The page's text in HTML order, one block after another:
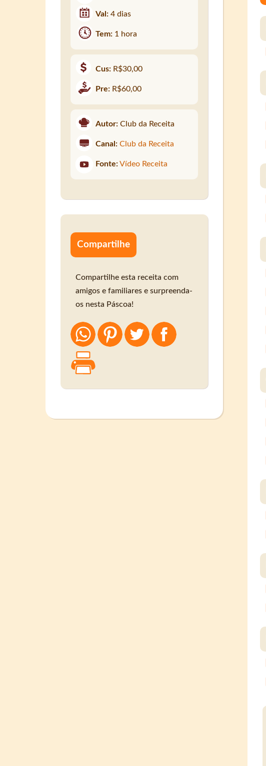
Val:4 dias
Tem: 1 hora
Cus: R$30,00
Pre: R$60,00
Autor: Club da Receita
Canal: Club da Receita
Fonte: Vídeo Receita
Compartilhe
Compartilhe esta receita com
amigos e familiares e surpreenda-
os nesta Páscoa!